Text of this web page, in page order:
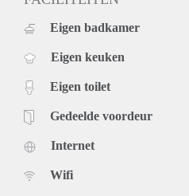
Eigen badkamer
Eigen keuken
Eigen toilet
Gedeelde voordeur
Internet
Wifi